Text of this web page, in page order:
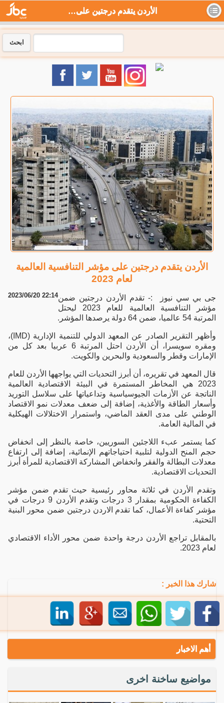
الأردن يتقدم درجتين على مؤشر التنافسية العالمية لعام 2023 - جي بي سي نيوز
ابحث
الأردن يتقدم درجتين على مؤشر التنافسية العالمية
لعام 2023
2023/06/20 22:14جى بي سي نيوز :- تقدم الأردن درجتين ضمن
مؤشر التنافسية العالمية للعام 2023 ليحتل
المرتبة 54 عالميا، ضمن 64 دولة يرصدها المؤشر.
وأظهر التقرير الصادر عن المعهد الدولي للتنمية الإدارية (IMD)،
ومقره سويسرا، أن الأردن احتل المرتبة 6 عربيا بعد كل من
الإمارات وقطر والسعودية والبحرين والكويت.
قال المعهد في تقريره، أن أبرز التحديات التي يواجهها الأردن للعام
2023 هي المخاطر المستمرة في البيئة الاقتصادية العالمية
الناتجة عن الأزمات الجيوسياسية وتداعياتها على سلاسل التوريد
وأسعار الطاقة والأغذية، إضافة إلى ضعف معدلات نمو الاقتصاد
الوطني على مدى العقد الماضي، واستمرار الاختلالات الهيكلية
في المالية العامة.
كما يستمر عبء اللاجئين السوريين، خاصة بالنظر إلى انخفاض
حجم المنح الدولية لتلبية احتياجاتهم الإنمائية، إضافة إلى ارتفاع
معدلات البطالة والفقر وانخفاض المشاركة الاقتصادية للمرأة أبرز
التحديات الاقتصادية.
وتقدم الأردن في ثلاثة محاور رئيسية حيث تقدم ضمن مؤشر
الكفاءة الحكومية بمقدار 3 درجات وتقدم الأردن 9 درجات في
مؤشر كفاءة الأعمال، كما تقدم الاردن درجتين ضمن محور البنية
التحتية.
بالمقابل تراجع الأردن درجة واحدة ضمن محور الأداء الاقتصادي
لعام 2023.
شارك هذا الخبر :
أهم الاخبار
مواضيع ساخنة اخرى